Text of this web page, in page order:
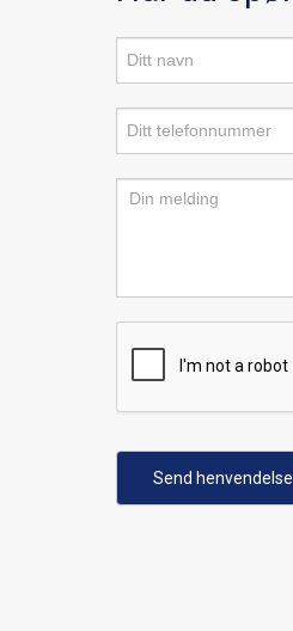
Produktforespørsel
Send henvendelse